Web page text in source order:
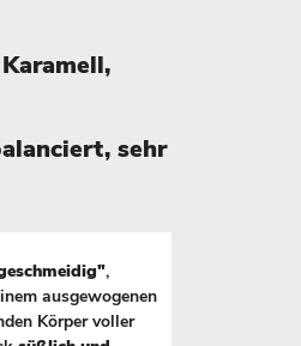
sehr
,
ausgewogenen
Körper voller